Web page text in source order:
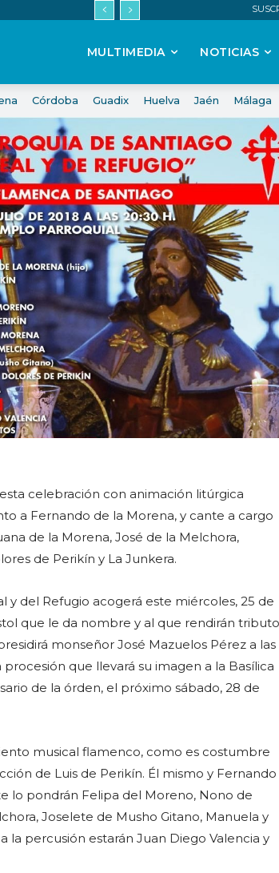
MULTIMEDIA NOTICIAS
Córdoba Guadix Huelva Jaén Málaga
celebración con animación litúrgica
a Fernando de la Morena, y cante a cargo
de la Morena, José de la Melchora,
de Perikín y La Junkera.
y del Refugio acogerá este miércoles, 25 de
que le da nombre y al que rendirán tributo
monseñor José Mazuelos Pérez a las
que llevará su imagen a la Basílica
de la órden, el próximo sábado, 28 de
musical flamenco, como es costumbre
de Luis de Perikín. Él mismo y Fernando
lo pondrán Felipa del Moreno, Nono de
Joselete de Musho Gitano, Manuela y
la percusión estarán Juan Diego Valencia y